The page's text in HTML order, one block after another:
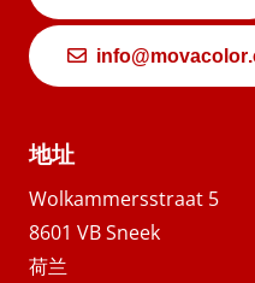
地址
Wolkammersstraat 5
8601 VB Sneek
荷兰